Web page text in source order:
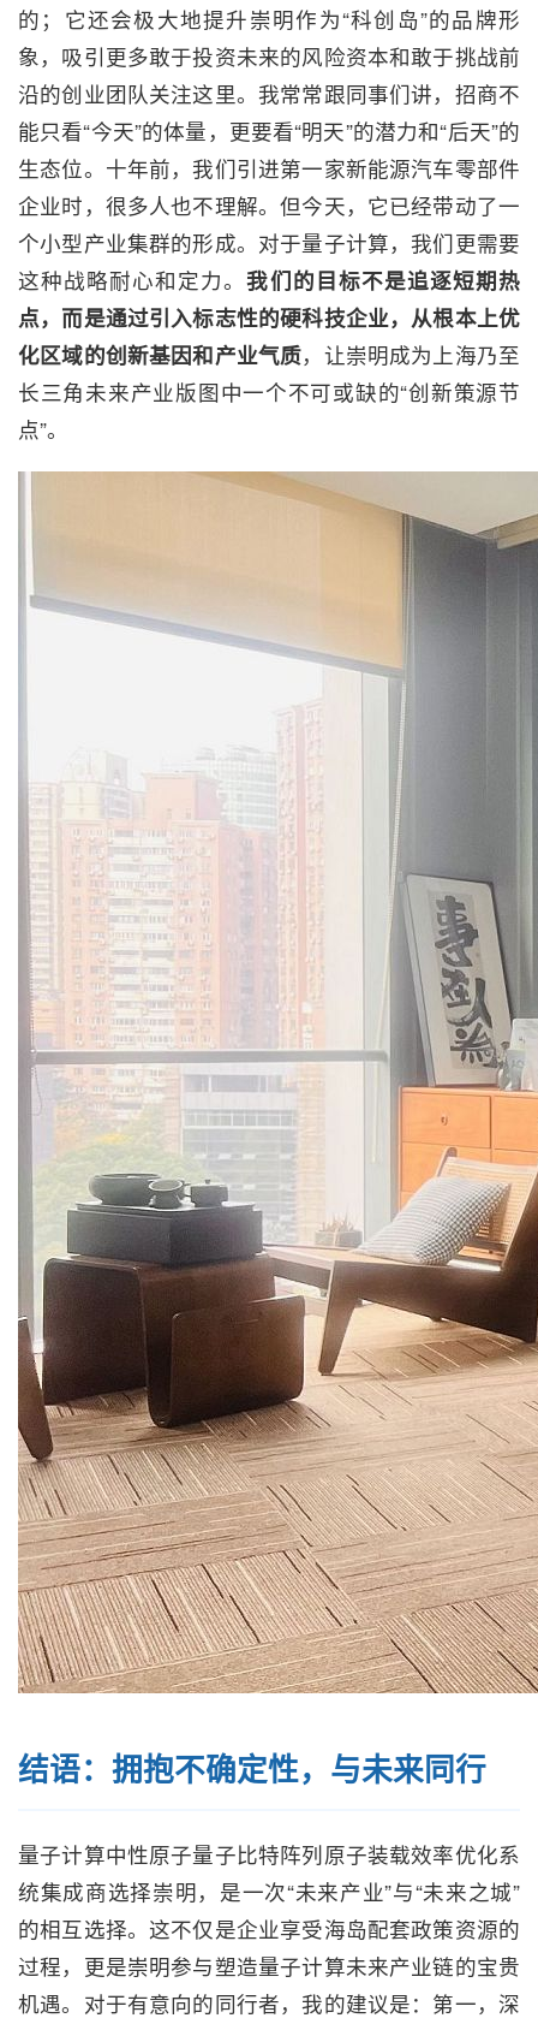
的；它还会极大地提升崇明作为“科创岛”的品牌形
象，吸引更多敢于投资未来的风险资本和敢于挑战前
沿的创业团队关注这里。我常常跟同事们讲，招商不
能只看“今天”的体量，更要看“明天”的潜力和“后天”的
生态位。十年前，我们引进第一家新能源汽车零部件
企业时，很多人也不理解。但今天，它已经带动了一
个小型产业集群的形成。对于量子计算，我们更需要
这种战略耐心和定力。我们的目标不是追逐短期热
点，而是通过引入标志性的硬科技企业，从根本上优
化区域的创新基因和产业气质，让崇明成为上海乃至
长三角未来产业版图中一个不可或缺的“创新策源节
点”。
结语：拥抱不确定性，与未来同行
量子计算中性原子量子比特阵列原子装载效率优化系
统集成商选择崇明，是一次“未来产业”与“未来之城”
的相互选择。这不仅是企业享受海岛配套政策资源的
过程，更是崇明参与塑造量子计算未来产业链的宝贵
机遇。对于有意向的同行者，我的建议是：第一，深